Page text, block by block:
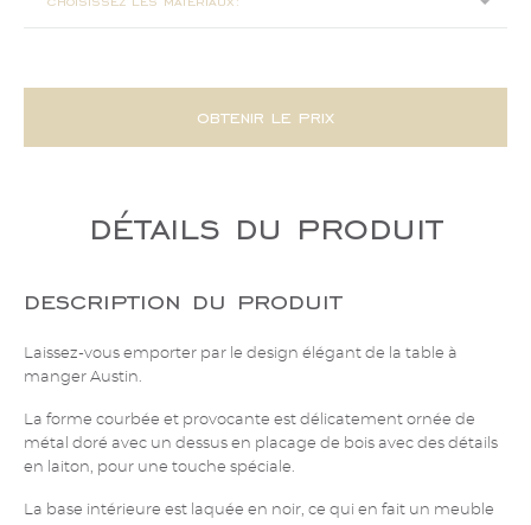
obtenir le prix
détails du produit
description du produit
Laissez-vous emporter par le design élégant de la table à
manger Austin.
La forme courbée et provocante est délicatement ornée de
métal doré avec un dessus en placage de bois avec des détails
en laiton, pour une touche spéciale.
La base intérieure est laquée en noir, ce qui en fait un meuble